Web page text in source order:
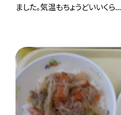
ました。気温もちょうどいいくら...